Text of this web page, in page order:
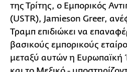
της Τρίτης, ο Εμπορικός
(USTR), Jamieson Greer,
Τραμπ επιδιώκει να
βασικούς εμπορικούς
μεταξύ αυτών η